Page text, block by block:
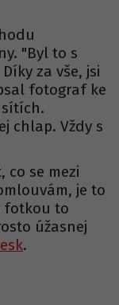
"Byl to s
za vše, jsi
fotograf ke
chlap. Vždy s
co se mezi
je to
fotkou to
úžasnej
.